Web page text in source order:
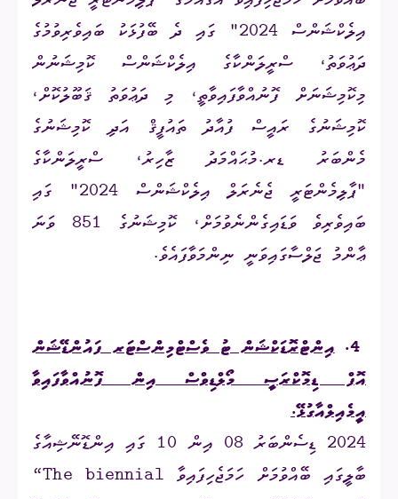
އިލެކްޝަންސް 2024" ގައި ދެ ބޭފުޅަކު ބައިވެރިވުމުގެ
ދަޢުވަތު، ސްރީލަންކާގެ އިލެކްޝަންސް ކޮމިޝަނުން
މިކޮމިޝަނަށް ފޮނުއްވާފައިވާތީ، މި ދަޢުވަތު ޤަބޫލުކޮށް،
ކޮމިޝަނުގެ ރައީސް ފުއާދު ތައުފީޤް އަދި ކޮމިޝަނުގެ
މެންބަރު ޑރ.މުޙައްމަދު ޒާހިރު، ސްރީލަންކާގެ
"ޕާލިމެންޓަރީ ޖެނެރަލް އިލެކްޝަންސް 2024" ގައި
ބައިވެރިވެ ވަޑައިގެންނެވުމަށް، ކޮމިޝަނުގެ 851 ވަނަ
ޢާންމު ޖަލްސާގައިވަނީ ނިންމަވާފައެވެ.
4. އިންޓްރޮޑަކްޝަން ޓު ވެސްޓްމިންސްޓަރ ފައުންޑޭޝަން
އޮފް ޑިމޮކްރަސީ މޯލްޑިވްސް އިން ފޮނުއްވާފައިވާ
އީމެއިލްއާގުޅޭ.
2024 ޑިސެންބަރު 08 އިން 10 ގައި އިންޑޮނޭޝިއާގެ
ބާލީގައި ބޭއްވުމަށް ހަމަޖެހިފައިވާ “The biennial